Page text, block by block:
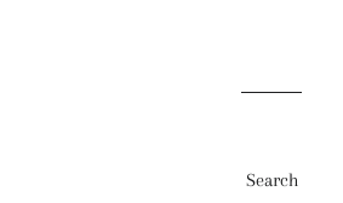
Search